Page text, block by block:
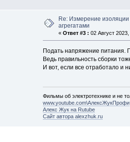
Re: Измерение
агрегатами
« Ответ #3 : 02 Август
Подать напряжение питания.
Ведь правильность сборки
И вот, если все отработало и
Фильмы об электротехнике и не
www.youtube.com\АлексЖукПрофи
Алекс Жук на Rutube
Сайт автора alexzhuk.ru